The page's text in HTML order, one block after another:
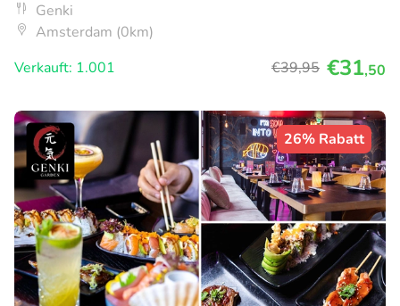
Genki
Amsterdam (0km)
Verkauft: 1.001
€39,95 €31,50
26% Rabatt